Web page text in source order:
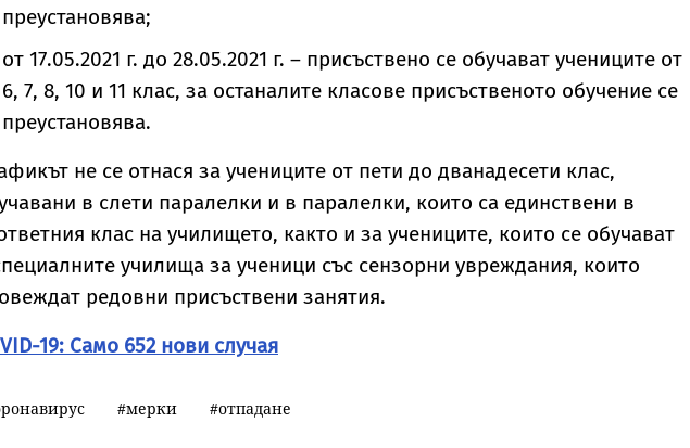
преустановява;
от 17.05.2021 г. до 28.05.2021 г. – присъствено се обучават учениците от
6, 7, 8, 10 и 11 клас, за останалите класове присъственото обучение се
преустановява.
не се отнася за учениците от пети до дванадесети клас,
в слети паралелки и в паралелки, които са единствени в
клас на училището, както и за учениците, които се обучават
училища за ученици със сензорни увреждания, които
редовни присъствени занятия.
19: Само 652 нови случая
мерки отпадане